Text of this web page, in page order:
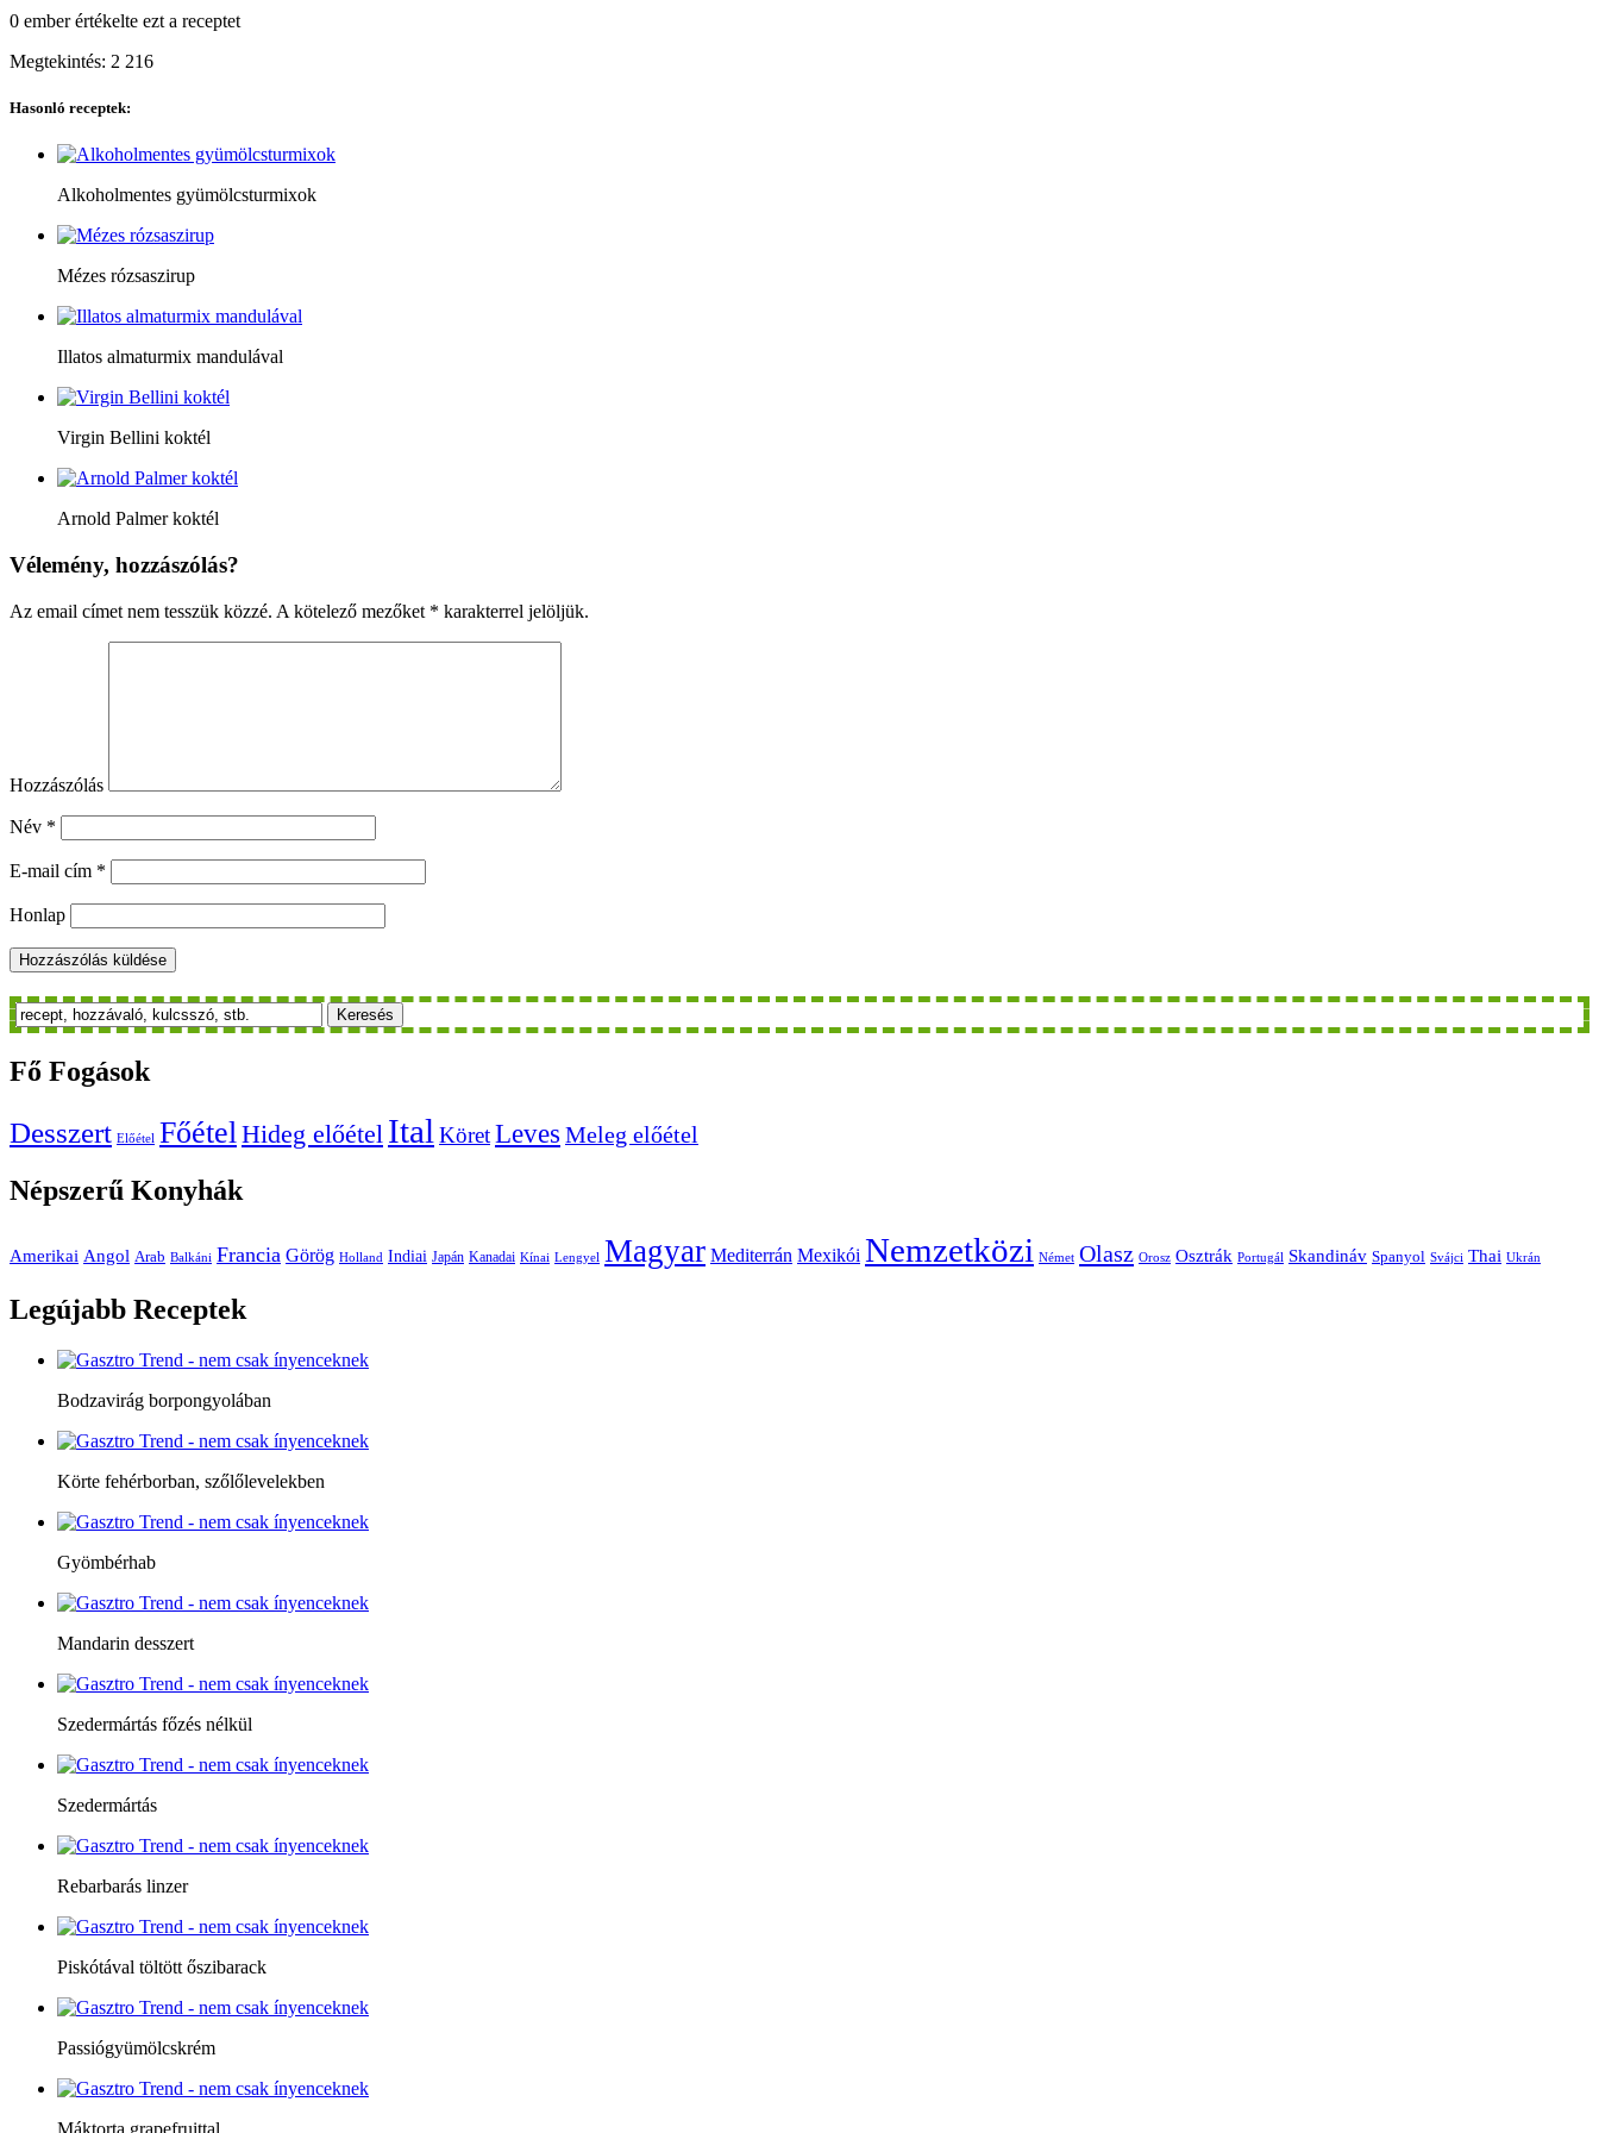
0 emberértékelte ezt a receptet
Megtekintés: 2 216
Hasonló receptek:
Alkoholmentes gyümölcsturmixok
Mézes rózsaszirup
Illatos almaturmix mandulával
Virgin Bellini koktél
Arnold Palmer koktél
Vélemény, hozzászólás?
Az email címet nem tesszük közzé. A kötelező mezőket * karakterrel jelöljük.
Hozzászólás
Név *
E-mail cím *
Honlap
Keresés
Fő Fogások
Desszert Előétel FőételHideg előétel Ital KöretLeves Meleg előétel
Népszerű Konyhák
Amerikai Angol Arab Balkáni Francia Görög Holland Indiai Japán Kanadai Kínai Lengyel Magyar Mediterrán Mexikói Nemzetközi Német Olasz Orosz Osztrák Portugál Skandináv Spanyol Svájci Thai Ukrán
Legújabb Receptek
Bodzavirág borpongyolában
Körte fehérborban, szőlőlevelekben
Gyömbérhab
Mandarin desszert
Szedermártás főzés nélkül
Szedermártás
Rebarbarás linzer
Piskótával töltött őszibarack
Passiógyümölcskrém
Máktorta grapefruittal